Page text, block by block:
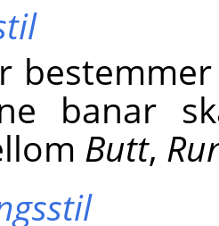
banar
Butt,